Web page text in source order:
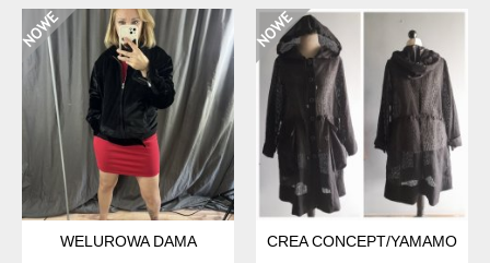
WELUROWA DAMA
CREA CONCEPT/